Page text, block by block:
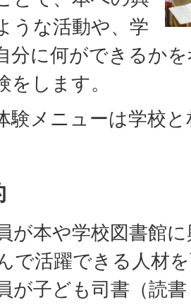
うな活動や、学
分に何ができるか
をします。
験メニューは学校
が本や学校図書館
で活躍できる人材
が子ども司書（読